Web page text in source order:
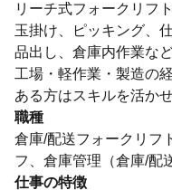
リーチ式フォークリフ
玉掛け、ピッキング、仕
品出し、倉庫内作業な
工場・軽作業・製造の
ある方はスキルを活かせ
職種
倉庫/配送フォークリフ
フ、倉庫管理（倉庫/配
仕事の特徴